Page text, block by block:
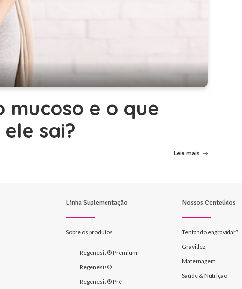
mucoso e o que
sai?
Leia mais
Linha Suplementação
Sobre os produtos
Regenesis® Premium
Regenesis®
Regenesis® Pré
Nossos Conteúdos
Tentando engravidar?
Gravidez
Maternagem
Saúde & Nutrição